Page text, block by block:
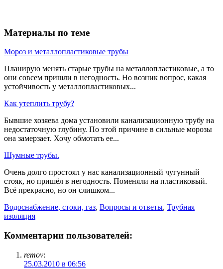
Материалы по теме
Мороз и металлопластиковые трубы
Планирую менять старые трубы на металлопластиковые, а то
они совсем пришли в негодность. Но возник вопрос, какая
устойчивость у металлопластиковых...
Как утеплить трубу?
Бывшие хозяева дома установили канализационную трубу на
недостаточную глубину. По этой причине в сильные морозы
она замерзает. Хочу обмотать ее...
Шумные трубы.
Очень долго простоял у нас канализационный чугунный
стояк, но пришёл в негодность. Поменяли на пластиковый.
Всё прекрасно, но он слишком...
Водоснабжение, стоки, газ, Вопросы и ответы, Трубная
изоляция
Комментарии пользователей:
remov:
25.03.2010 в 06:56